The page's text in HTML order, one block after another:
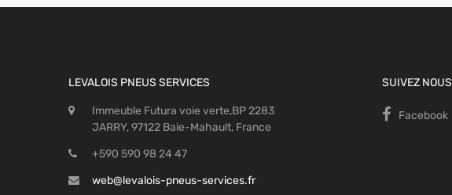
LEVALOIS PNEUS SERVICES
Immeuble Futura voie verte,BP 2283
JARRY, 97122 Baie-Mahault, France
+590 590 98 24 47
web@levalois-pneus-services.fr
SUIVEZ NOUS
Facebook